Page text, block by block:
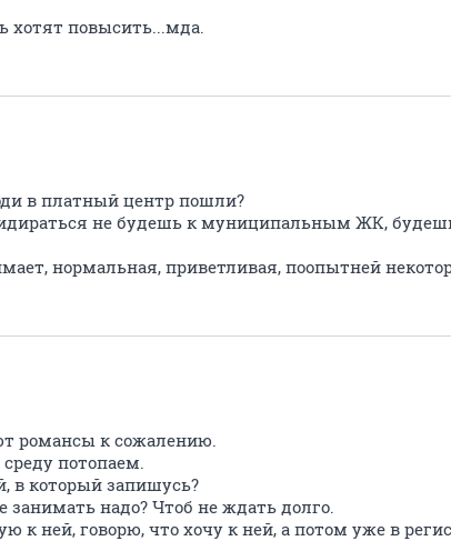
хотят повысить...мда.
в платный центр пошли?
не будешь к муниципальным ЖК,
нормальная, приветливая, поопытней
романсы к сожалению.
потопаем.
в который запишусь?
занимать надо? Чтоб не ждать долго.
к ней, говорю, что хочу к ней, а потом уже в